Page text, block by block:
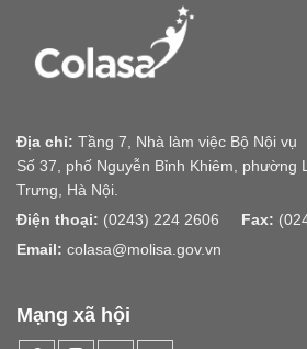
Địa chỉ: Tầng 7, Nhà làm việc Bộ Nội vụ
Số 37, phố Nguyễn Bỉnh Khiêm, phường
Trưng, Hà Nội.
Điện thoại: (0243) 224 2606 Fax:
Email: colasa@molisa.gov.vn
Mạng xã hội